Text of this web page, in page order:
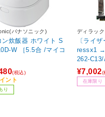
パナソニック)
飯器 ホワイト S
W ［5.5合 /マイコ
(税込)
ント
り
ディラック
〔ライ
ressx1 →
262-
¥7,002(
在庫限り